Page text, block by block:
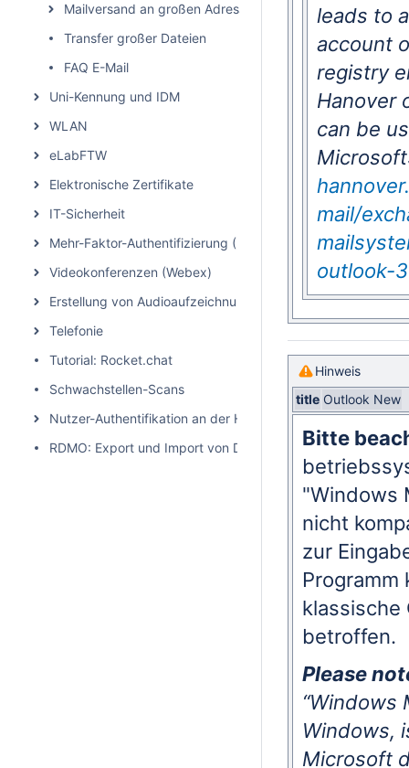
Mailversand an großen Adressatenkreis
Transfer großer Dateien
FAQ E-Mail
Uni-Kennung und IDM
WLAN
eLabFTW
Elektronische Zertifikate
IT-Sicherheit
Mehr-Faktor-Authentifizierung (MFA)
Videokonferenzen (Webex)
Erstellung von Audioaufzeichnungen/Podcasts
Telefonie
Tutorial: Rocket.chat
Schwachstellen-Scans
Nutzer-Authentifikation an der HHU
RDMO: Export und Import von Datenmanagementplänen
leads to
account
registry
Hanover
can be
mail/
outlook-
Hinweis
title Outlook New
Bitte
"Windows
nicht
zur
klassische
betroffen.
Please
“Windows
Windows,
Microsoft